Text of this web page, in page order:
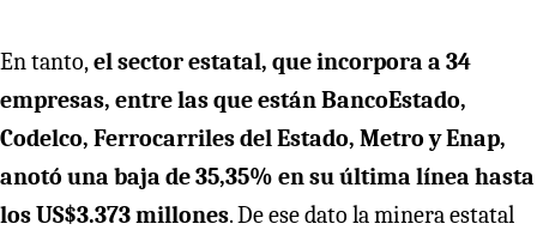
En tanto,el sector estatal, que incorpora a 34
empresas, entre las que están BancoEstado,
Codelco, Ferrocarriles del Estado, Metro y Enap,
anotó una baja de 35,35% en su última línea hasta
los US$3.373 millones. De ese dato la minera estatal